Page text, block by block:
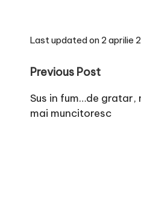
Last updated on 2 aprilie
Post
Previous Post
Sus in fum…de gratar,
mai muncitoresc